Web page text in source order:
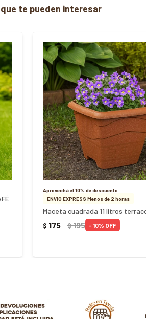
te pueden interesar
Aprovechá el 10% de descuento
ENVÍO EXPRESS Menos de 2 horas
$ 175 $195 10